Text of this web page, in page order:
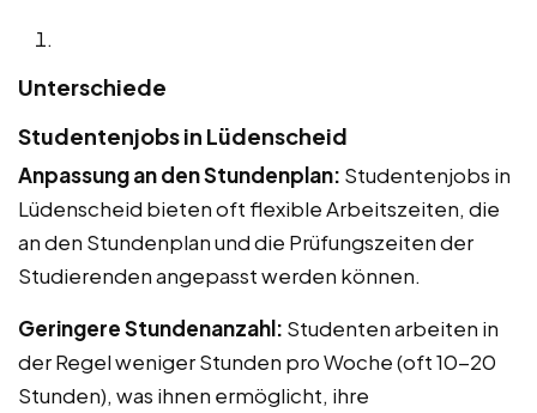
Unterschiede
Studentenjobs in Lüdenscheid
Anpassung an den Stundenplan: Studentenjobs in
Lüdenscheid bieten oft flexible Arbeitszeiten, die
an den Stundenplan und die Prüfungszeiten der
Studierenden angepasst werden können.
Geringere Stundenanzahl: Studenten arbeiten in
der Regel weniger Stunden pro Woche (oft 10-20
Stunden), was ihnen ermöglicht, ihre